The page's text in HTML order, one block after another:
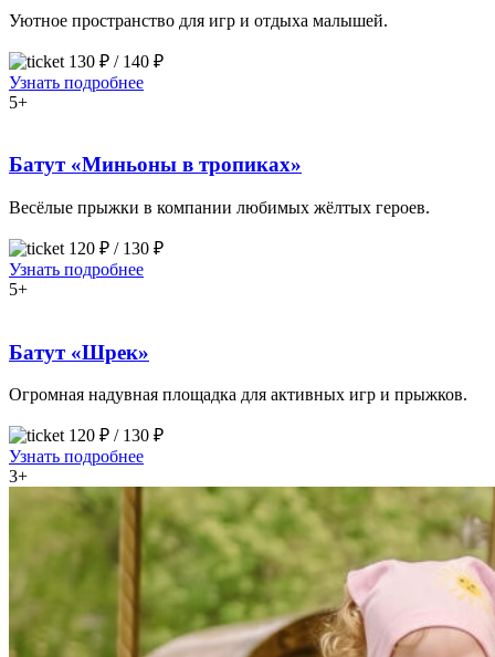
Уютное пространство для игр и отдыха малышей.
130 ₽ / 140 ₽
Узнать подробнее
5+
Батут «Миньоны в тропиках»
Весёлые прыжки в компании любимых жёлтых героев.
120 ₽ / 130 ₽
Узнать подробнее
5+
Батут «Шрек»
Огромная надувная площадка для активных игр и прыжков.
120 ₽ / 130 ₽
Узнать подробнее
3+